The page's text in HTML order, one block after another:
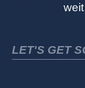
LET'S GET